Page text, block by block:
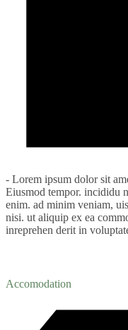
- Lorem ipsum dolor sit
Eiusmod tempor. incididu
enim. ad minim veniam,
nisi. ut aliquip ex ea
inreprehen derit in
Accomodation